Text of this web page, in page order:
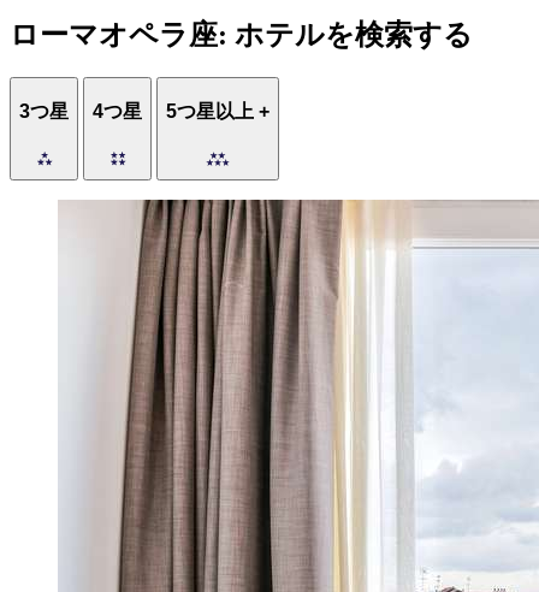
ローマオペラ座: ホテルを検索する
3つ星 4つ星 5つ星以上 +